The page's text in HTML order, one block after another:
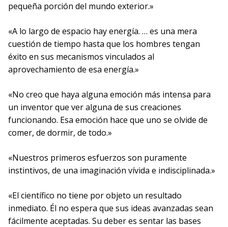
pequeña porción del mundo exterior.»
«A lo largo de espacio hay energía. … es una mera
cuestión de tiempo hasta que los hombres tengan
éxito en sus mecanismos vinculados al
aprovechamiento de esa energía.»
«No creo que haya alguna emoción más intensa para
un inventor que ver alguna de sus creaciones
funcionando. Esa emoción hace que uno se olvide de
comer, de dormir, de todo.»
«Nuestros primeros esfuerzos son puramente
instintivos, de una imaginación vívida e indisciplinada.»
«El científico no tiene por objeto un resultado
inmediato. Él no espera que sus ideas avanzadas sean
fácilmente aceptadas. Su deber es sentar las bases